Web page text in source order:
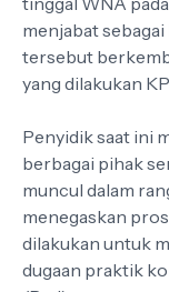
menjabat
tersebut
yang dilakukan
Penyidik saat ini
berbagai pihak
muncul dalam
menegaskan
dilakukan untuk
dugaan praktik